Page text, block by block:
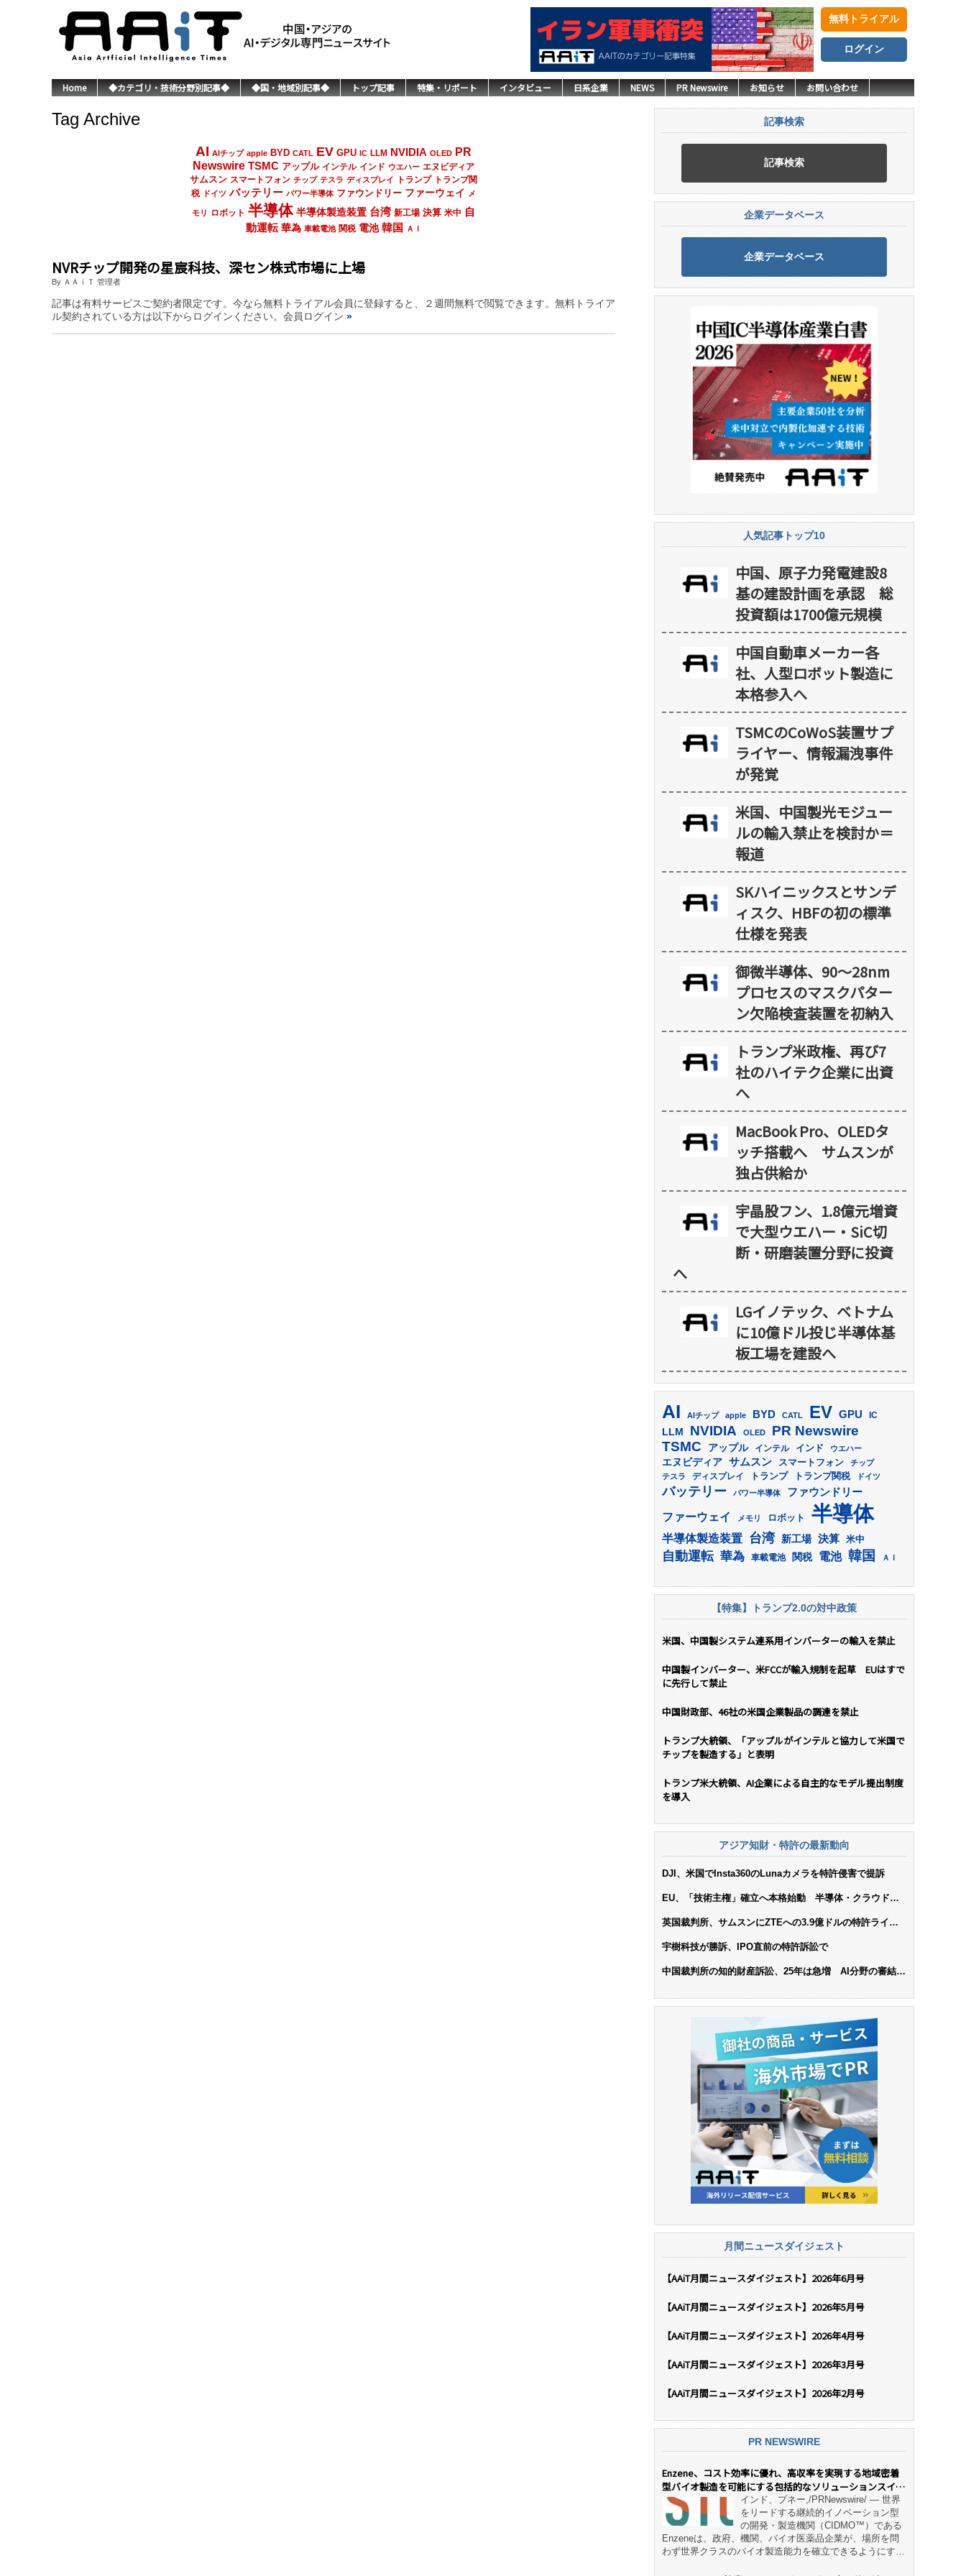
無料トライアル
ログイン
Home ◆カテゴリ・技術分野別記事◆ ◆国・地域別記事◆ トップ記事 特集・リポート インタビュー 日系企業 NEWS PR Newswire お知らせ お問い合わせ
Tag Archive
AI AIチップ apple BYD CATL EV GPU IC LLM NVIDIA OLED PR
Newswire TSMC アップル インテル インド ウエハー エヌビディア
サムスン スマートフォン チップ テスラ ディスプレイ トランプ
トランプ関
税
ドイツ バッテリー パワー半導体 ファウンドリー ファーウェイ メ
モリ ロボット 半導体 半導体製造装置 台湾 新工場 決算 米中 自
動運転 華為 車載電池 関税 電池 韓国 ＡＩ
NVRチップ開発の星宸科技、深セン株式市場に上場
By ＡＡｉＴ 管理者
記事は有料サービスご契約者限定です。今なら無料トライアル会員に登録すると、２週間無料で閲覧できます。無料トライア
ル契約されている方は以下からログインください。会員ログイン »
記事検索
記事検索
企業データベース
企業データベース
人気記事トップ10
中国、原子力発電建設8
基の建設計画を承認 総
投資額は1700億元規模
中国自動車メーカー各
社、人型ロボット製造に
本格参入へ
TSMCのCoWoS装置サプ
ライヤー、情報漏洩事件
が発覚
米国、中国製光モジュー
ルの輸入禁止を検討か＝
報道
SKハイニックスとサンデ
ィスク、HBFの初の標準
仕様を発表
御微半導体、90～28nm
プロセスのマスクパター
ン欠陥検査装置を初納入
トランプ米政権、再び7
社のハイテク企業に出資
へ
MacBook Pro、OLEDタ
ッチ搭載へ サムスンが
独占供給か
宇晶股フン、1.8億元増資
で大型ウエハー・SiC切
断・研磨装置分野に投資
へ
LGイノテック、ベトナム
に10億ドル投じ半導体基
板工場を建設へ
AI AIチップ apple BYD CATL EV GPU IC
LLM NVIDIA OLED PR Newswire
TSMC アップル インテル インド ウエハー
エヌビディア サムスン スマートフォン
チップ
テスラ
ディスプレイ トランプ トランプ関税 ドイツ
バッテリー パワー半導体 ファウンドリー
ファーウェイ メモリ ロボット 半導体
半導体製造装置 台湾 新工場 決算 米中
自動運転 華為 車載電池 関税 電池 韓国 ＡＩ
【特集】トランプ2.0の対中政策
米国、中国製システム連系用インバーターの輸入を禁止
中国製インバーター、米FCCが輸入規制を起草 EUはすで
に先行して禁止
中国財政部、46社の米国企業製品の調達を禁止
トランプ大統領、「アップルがインテルと協力して米国で
チップを製造する」と表明
トランプ米大統領、AI企業による自主的なモデル提出制度
を導入
アジア知財・特許の最新動向
DJI、米国でInsta360のLunaカメラを特許侵害で提訴
EU、「技術主権」確立へ本格始動 半導体・クラウド・
英国裁判所、サムスンにZTEへの3.9億ドルの特許ライセ
宇樹科技が勝訴、IPO直前の特許訴訟で
中国裁判所の知的財産訴訟、25年は急増 AI分野の審結件
月間ニュースダイジェスト
【AAiT月間ニュースダイジェスト】2026年6月号
【AAiT月間ニュースダイジェスト】2026年5月号
【AAiT月間ニュースダイジェスト】2026年4月号
【AAiT月間ニュースダイジェスト】2026年3月号
【AAiT月間ニュースダイジェスト】2026年2月号
PR NEWSWIRE
Enzene、コスト効率に優れ、高収率を実現する地域密着
型バイオ製造を可能にする包括的なソリューションスイー
ト「NeX™」 をリリースインド、プネー,/PRNewswire/ — 世界
をリードする継続的イノベーション型
の開発・製造機関（CIDMO™）である
Enzeneは、政府、機関、バイオ医薬品企業が、場所を問
わず世界クラスのバイオ製造能力を確立できるようにす